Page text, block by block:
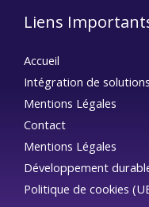
Liens
Accueil
Intégration de
Mentions Légales
Contact
Mentions Légales
Développement
Politique de cookies